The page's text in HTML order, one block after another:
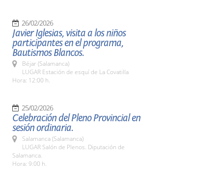
26/02/2026
Javier Iglesias, visita a los niños
participantes en el programa,
Bautismos Blancos.
Béjar (Salamanca)
LUGAR Estación de esquí de La Covatilla
Hora: 12:00 h.
25/02/2026
Celebración del Pleno Provincial en
sesión ordinaria.
Salamanca (Salamanca)
LUGAR Salón de Plenos. Diputación de
Salamanca.
Hora: 9:00 h.